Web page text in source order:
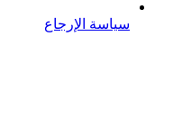
سياسة الإرجاع